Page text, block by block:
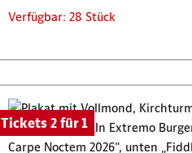
Verfügbar: 28 Stück
Tickets 2 für 1